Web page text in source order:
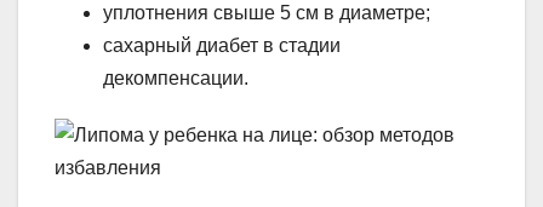
уплотнения свыше 5 см в диаметре;
сахарный диабет в стадии
декомпенсации.